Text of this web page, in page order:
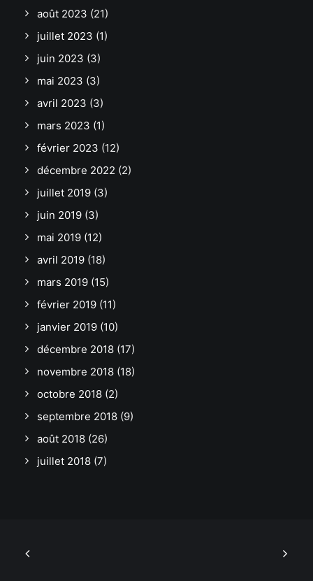
août 2023 (21)
juillet 2023 (1)
juin 2023 (3)
mai 2023 (3)
avril 2023 (3)
mars 2023 (1)
février 2023 (12)
décembre 2022 (2)
juillet 2019 (3)
juin 2019 (3)
mai 2019 (12)
avril 2019 (18)
mars 2019 (15)
février 2019 (11)
janvier 2019 (10)
décembre 2018 (17)
novembre 2018 (18)
octobre 2018 (2)
septembre 2018 (9)
août 2018 (26)
juillet 2018 (7)